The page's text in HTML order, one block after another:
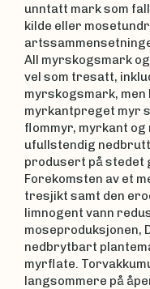
unntatt mark som
kilde eller
All myrskogsmark
vel som tresatt,
myrskogsmark, men
myrkantpreget myr
flommyr, myrkant
ufullstendig
produsert på stedet
Forekomsten av et
tresjikt samt den
limnogent vann
moseproduksjonen,
nedbrytbart
myrflate.
langsommere på